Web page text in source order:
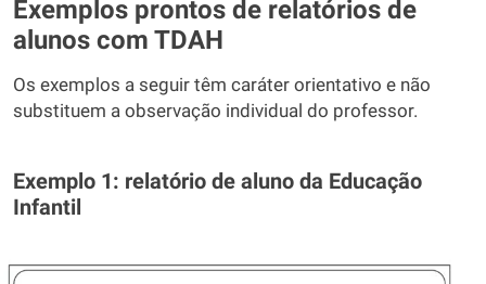
Exemplos prontos de relatórios de
alunos com TDAH
Os exemplos a seguir têm caráter orientativo e não
substituem a observação individual do professor.
Exemplo 1: relatório de aluno da Educação
Infantil